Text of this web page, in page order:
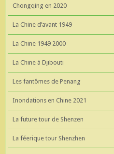
Chongqing en 2020
La Chine d’avant 1949
La Chine 1949 2000
La Chine à Djibouti
Les fantômes de Penang
Inondations en Chine 2021
La future tour de Shenzen
La féerique tour Shenzhen